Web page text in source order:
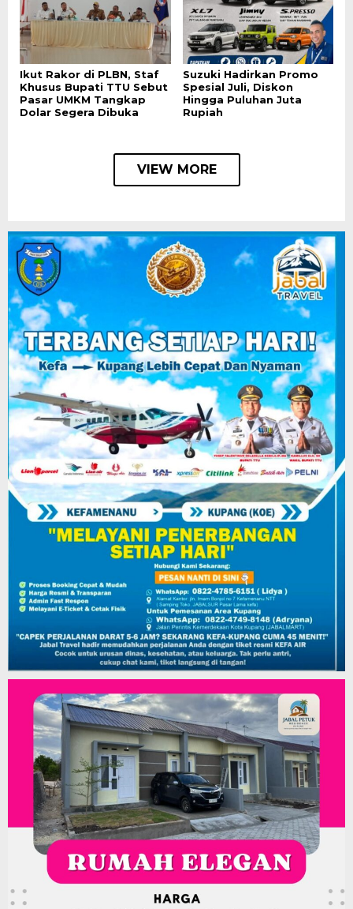
Ikut Rakor di PLBN, Staf
Khusus Bupati TTU Sebut
Pasar UMKM Tangkap
Dolar Segera Dibuka
Suzuki Hadirkan Promo
Spesial Juli, Diskon
Hingga Puluhan Juta
Rupiah
VIEW MORE